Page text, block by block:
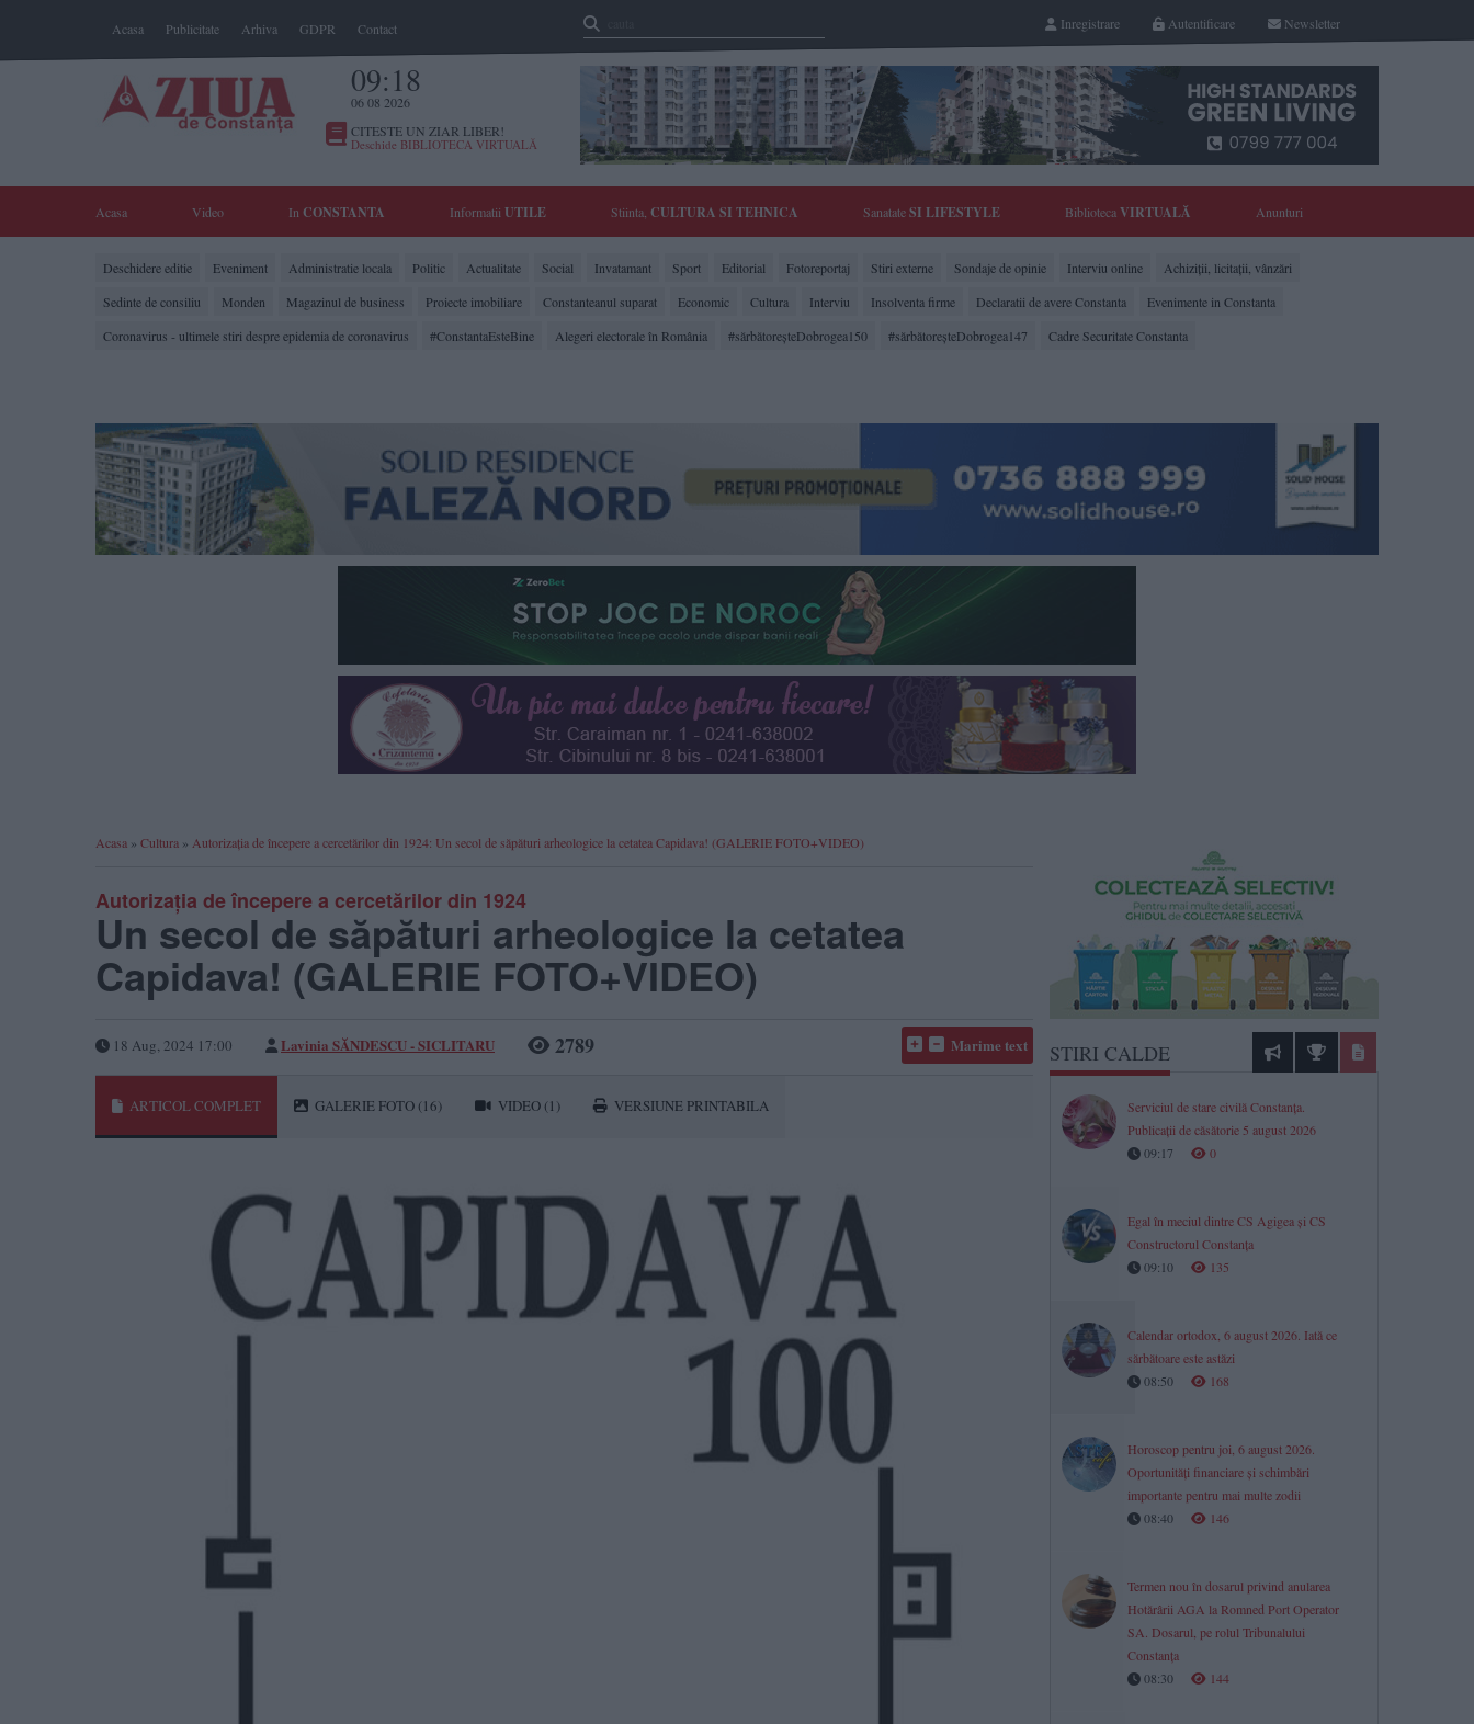
Acasa Publicitate Arhiva GDPR Contact Newsletter
Autentificare
Inregistrare
09:18
06 08 2026
CITESTE UN ZIAR LIBER!
Deschide BIBLIOTECA VIRTUALĂ
Acasa Video In CONSTANTA Informatii UTILE Stiinta, CULTURA SI TEHNICA SanatateSI LIFESTYLE BibliotecaVIRTUALĂ Anunturi
Deschidere editie Eveniment Administratie locala Politic Actualitate Social Invatamant Sport Editorial Fotoreportaj Stiri externe Sondaje de opinie Interviu online
Achiziții, licitații, vânzări
Sedinte de consiliu
Monden Magazinul de business Proiecte imobiliare Constanteanul suparat Economic Cultura Interviu Insolventa firme Declaratii de avere Constanta
Evenimente in Constanta
Coronavirus - ultimele stiri despre epidemia de coronavirus
#ConstantaEsteBine Alegeri electorale în România #sărbătoreşteDobrogea150 #sărbătoreşteDobrogea147 Cadre Securitate Constanta
Acasa » Cultura » Autorizația de începere a cercetărilor din 1924: Un secol de săpături arheologice la cetatea Capidava! (GALERIE FOTO+VIDEO)
Autorizația de începere a cercetărilor din 1924
Un secol de săpături arheologice la cetatea
Capidava! (GALERIE FOTO+VIDEO)
18 Aug, 2024 17:00 Lavinia SĂNDESCU - SICLITARU 2789 Marime text
ARTICOL COMPLET GALERIE FOTO (16) VIDEO (1) VERSIUNE PRINTABILA
STIRI CALDE
Serviciul de stare civilă Constanţa.
Publicaţii de căsătorie 5 august 2026
09:17
0
Egal în meciul dintre CS Agigea și CS
Constructorul Constanța
09:10
135
Calendar ortodox, 6 august 2026. Iată ce
sărbătoare este astăzi
08:50
168
Horoscop pentru joi, 6 august 2026.
Oportunități financiare și schimbări
importante pentru mai multe zodii​
08:40
146
Termen nou în dosarul privind anularea
Hotărârii AGA la Romned Port Operator
SA. Dosarul, pe rolul Tribunalului
Constanța
08:30
144